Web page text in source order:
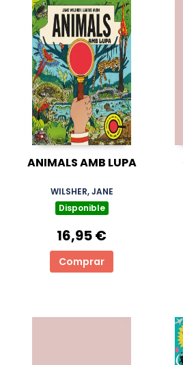
ANIMALS AMB LUPA
WILSHER, JANE
Disponible
16,95 €
Comprar